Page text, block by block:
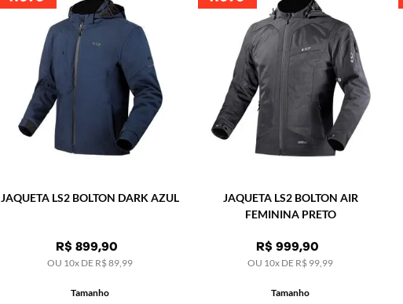
JAQUETA LS2 BOLTON DARK AZUL
R$ 899,90
OU 10x DE R$89 99
Tamanho
JAQUETA LS2 BOLTON AIR
FEMININA PRETO
R$ 999,90
OU 10x DE R$ 99 99
Tamanho